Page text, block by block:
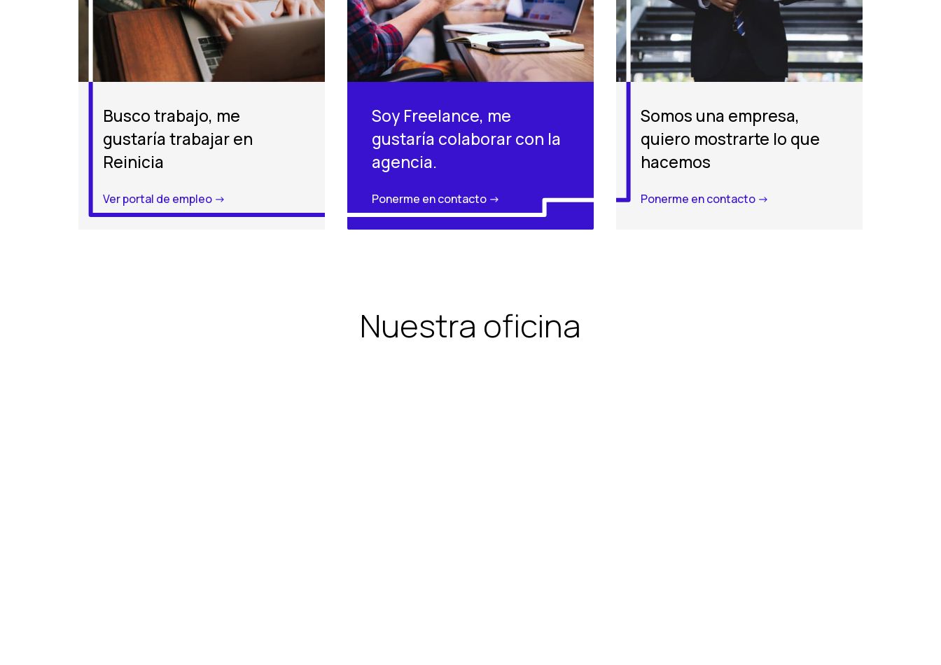
Busco trabajo, me
gustaría trabajar en
Reinicia
Ver portal de empleo ->
Soy Freelance, me
gustaría colaborar con la
agencia.
Ponerme en contacto ->
Somos una empresa,
quiero mostrarte lo que
hacemos
Ponerme en contacto ->
Nuestra oficina